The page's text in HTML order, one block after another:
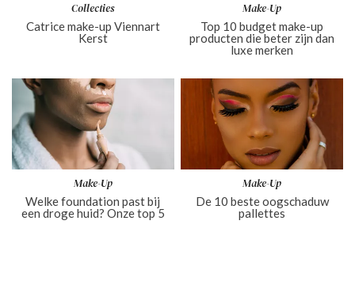
Collecties
Catrice make-up Viennart
Kerst
Make-Up
Top 10 budget make-up
producten die beter zijn dan
luxe merken
Make-Up
Welke foundation past bij
een droge huid? Onze top 5
Make-Up
De 10 beste oogschaduw
pallettes